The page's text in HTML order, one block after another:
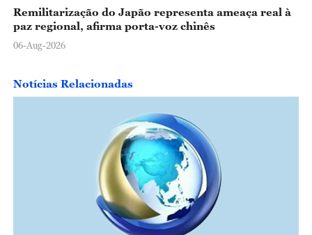
Remilitarização do Japão representa ameaça real à
paz regional, afirma porta-voz chinês
06-Aug-2026
Notícias Relacionadas